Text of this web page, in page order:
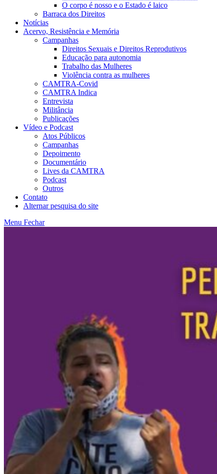
O corpo é nosso e o Estado é laico
Barraca dos Direitos
Notícias
Acervo, Resistência e Memória
Campanhas
Direitos Sexuais e Direitos Reprodutivos
Educação para autonomia
Trabalho das Mulheres
Violência contra as mulheres
CAMTRA-Covid
CAMTRA Indica
Entrevista
Militância
Publicações
Vídeo e Podcast
Atos Públicos
Campanhas
Depoimento
Documentário
Lives da CAMTRA
Podcast
Outros
Contato
Alternar pesquisa do site
Menu Fechar